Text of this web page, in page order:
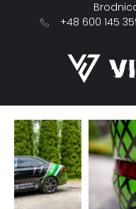
+48 600 145